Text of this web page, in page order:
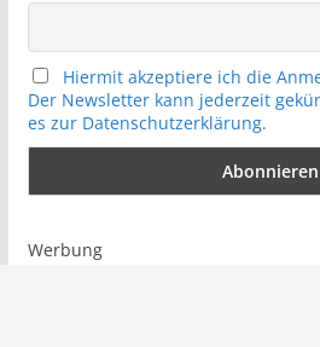
Hiermit akzeptiere ich die
Der Newsletter kann jederzeit
es zur Datenschutzerklärung.
Werbung